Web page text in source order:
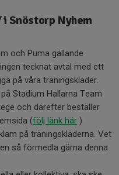
i Snöstorp Nyhem
och Puma gällande
tecknat avtal med ett
på våra träningskläder.
Stadium Hallarna Team
och därefter beställer
(följ länk här )
på träningskläderna. Vet
så förmedla gärna denna